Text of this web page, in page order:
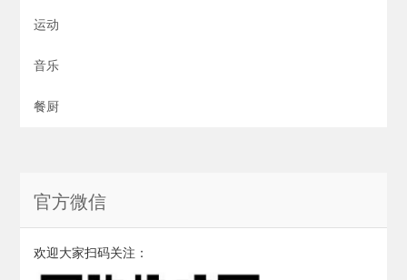
运动
音乐
餐厨
官方微信
欢迎大家扫码关注：